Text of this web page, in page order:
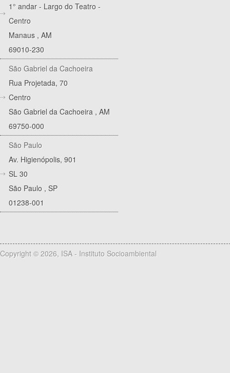
1° andar - Largo do Teatro -
Centro
Manaus , AM
69010-230
São Gabriel da Cachoeira
Rua Projetada, 70
Centro
São Gabriel da Cachoeira , AM
69750-000
São Paulo
Av. Higienópolis, 901
SL 30
São Paulo , SP
01238-001
Copyright © 2026, ISA - Instituto Socioambiental